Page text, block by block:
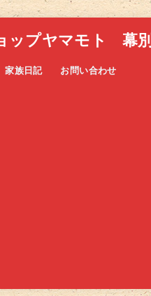
ップヤマモト 幕
家族日記 お問い合わせ